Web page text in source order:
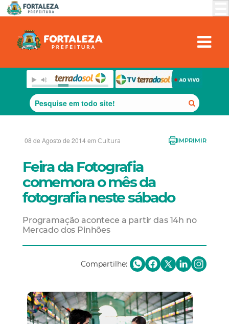
08 de Agosto de 2014 em Cultura IMPRIMIR
Feira da Fotografia
comemora o mês da
fotografia neste sábado
Programação acontece a partir das 14h no
Mercado dos Pinhões
Compartilhe: